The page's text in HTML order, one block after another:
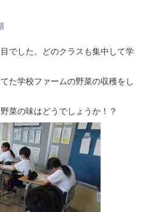
でした。どのクラスも集中して学
た学校ファームの野菜の収穫をし
菜の味はどうでしょうか！？